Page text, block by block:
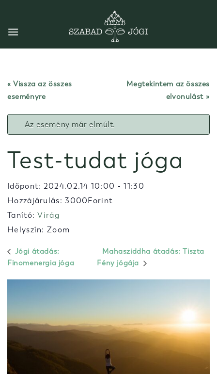
content
« Vissza az összes
eseményre
Megtekintem az összes
elvonulást
Az esemény már elmúlt.
Test-tudat jóga
Időpont: 2024.02.14 10:00 -11:30
Hozzájárulás: 3000Forint
Tanító:Virág
Helyszín: Zoom
Jógi átadás:
Finomenergia jóga
Mahasziddha átadás: Tiszta
Fény jógája